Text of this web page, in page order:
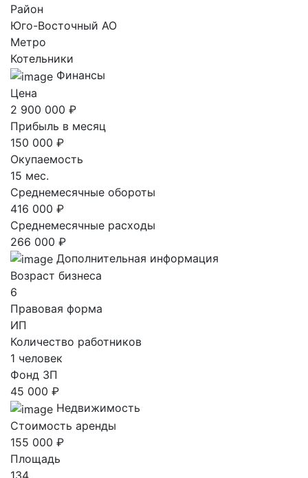
Район
Юго-Восточный AO
Метро
Котельники
Финансы
Цена
2 900 000 ₽
Прибыль в месяц
150 000 ₽
Окупаемость
15 мес.
Среднемесячные обороты
416 000 ₽
Среднемесячные расходы
266 000 ₽
Дополнительная информация
Возраст бизнеса
6
Правовая форма
ИП
Количество работников
1 человек
Фонд ЗП
45 000 ₽
Недвижимость
Стоимость аренды
155 000 ₽
Площадь
134